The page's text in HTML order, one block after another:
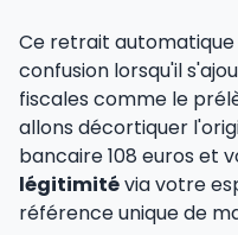
Ce retrait
confusion lorsqu'il
fiscales comme le
allons décortiquer
bancaire 108 euros et
légitimitévia votre
référence unique de